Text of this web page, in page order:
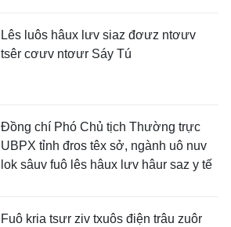
Lês luôs hâux lưv siaz đơưz ntơưv
tsêr cơưv ntơưr Sáy Tú
Đồng chí Phó Chủ tịch Thường trực
UBPX tỉnh đros têx sở, ngành uô nuv
lok sâuv fuô lês hâux lưv hâur saz y tế
Fuô kria tsưr ziv txuôs điện trâu zuôr